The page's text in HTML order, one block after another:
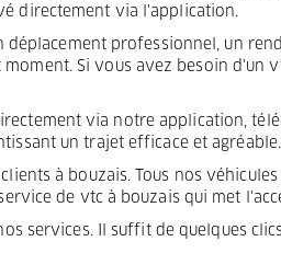
directement via l'application.
déplacement professionnel, un
Si vous avez besoin d'un
via notre application,
un trajet efficace et agréable.
à bouzais. Tous nos
de vtc à bouzais qui met
services. Il suffit de quelques